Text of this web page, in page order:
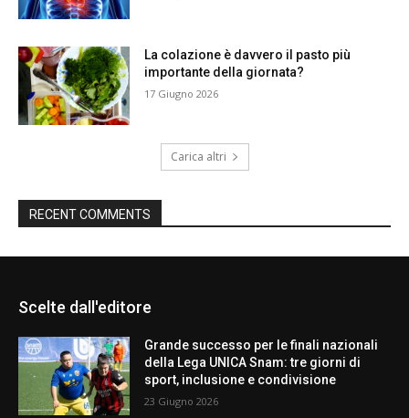
La colazione è davvero il pasto più
importante della giornata?
17 Giugno 2026
Carica altri
RECENT COMMENTS
Scelte dall'editore
Grande successo per le finali nazionali
della Lega UNICA Snam: tre giorni di
sport, inclusione e condivisione
23 Giugno 2026